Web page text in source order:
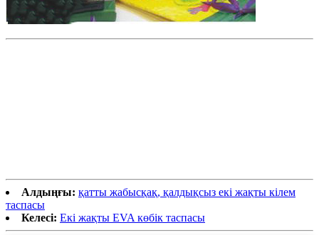
Алдыңғы: қатты жабысқақ, қалдықсыз екі жақты кілем
таспасы
Келесі: Екі жақты EVA көбік таспасы